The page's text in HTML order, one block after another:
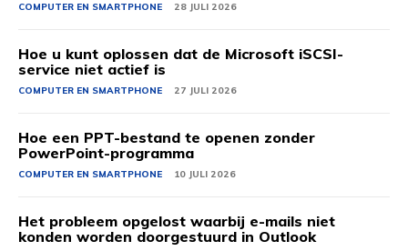
COMPUTER EN SMARTPHONE 28 JULI 2026
Hoe u kunt oplossen dat de Microsoft iSCSI-
service niet actief is
COMPUTER EN SMARTPHONE 27 JULI 2026
Hoe een PPT-bestand te openen zonder
PowerPoint-programma
COMPUTER EN SMARTPHONE 10 JULI 2026
Het probleem opgelost waarbij e-mails niet
konden worden doorgestuurd in Outlook